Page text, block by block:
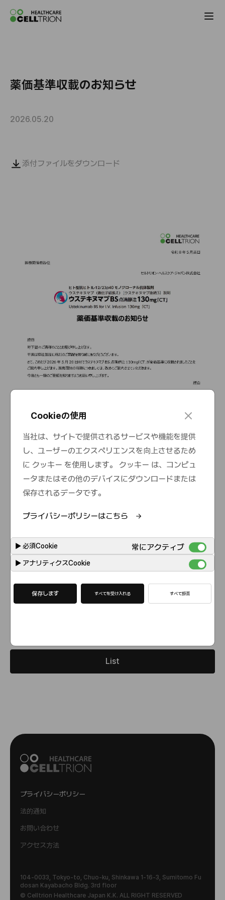
Celltrion the Global Pharmaceutical
薬価基準収載のお知らせ
2026.05.20
添付ファイルをダウンロード
List
Cookieの使用
当社は、サイトで提供されるサービスや機能を提供
し、ユーザーのエクスペリエンスを向上させるため
に クッキー を使用します。 クッキー は、コンピュ
ータまたはその他のデバイスにダウンロードまたは
保存されるデータです。
プライバシーポリシーはこちら
▶必須Cookie 常にアクティブ
▶ アナリティクスCookie
保存します すべてを受け入れる すべて拒否
o
s
e
プライバシーポリシー
法的通知
お問い合わせ
アクセス方法
104-0033, Tokyo-to, Chuo-ku, Shinkawa 1-16-3, Sumitomo Fu
dosan Kayabacho Bldg. 3rd floor
© Celltrion Healthcare Japan K.K. ALL RIGHT RESERVED